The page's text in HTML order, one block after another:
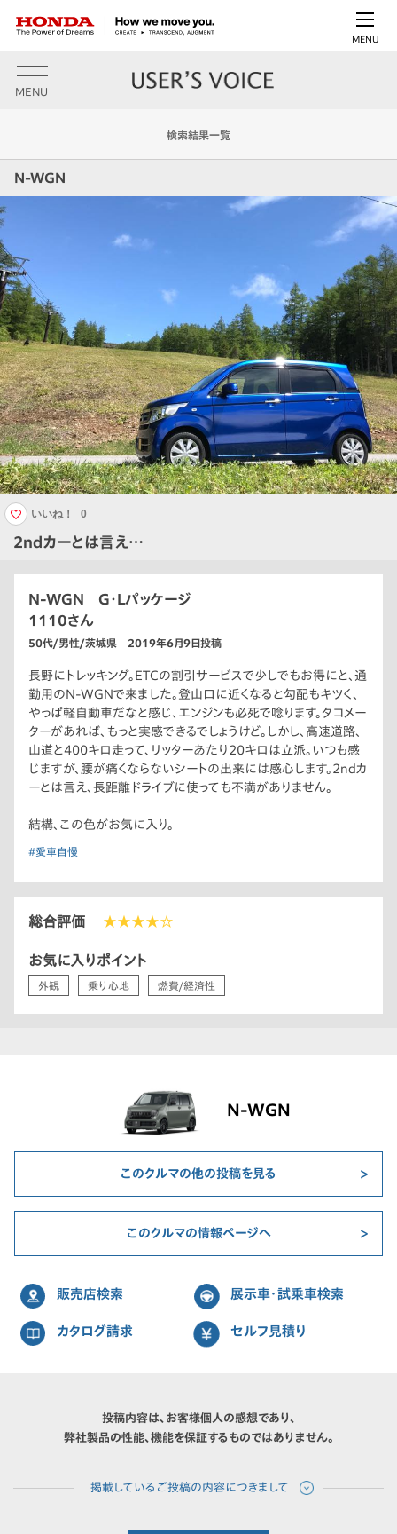
MENU
MENU
検索結果一覧
N-WGN
2ndカーとは言え…
いいね！ 0
N-WGN G・Lパッケージ
1110さん
50代/男性/茨城県 2019年6月9日投稿
長野にトレッキング。ETCの割引サービスで少しでもお得にと、通
勤用のN-WGNで来ました。登山口に近くなると勾配もキツく、
やっぱ軽自動車だなと感じ、エンジンも必死で唸ります。タコメー
ターがあれば、もっと実感できるでしょうけど。しかし、高速道路、
山道と400キロ走って、リッターあたり20キロは立派。いつも感
じますが、腰が痛くならないシートの出来には感心します。2ndカ
ーとは言え、長距離ドライブに使っても不満がありません。
結構、この色がお気に入り。
#愛車自慢
総合評価 ★★★★☆
お気に入りポイント
外観 乗り心地 燃費/経済性
N-WGN
このクルマの他の投稿を見る
このクルマの情報ページへ
販売店検索 展示車・試乗車検索
カタログ請求 セルフ見積り
投稿内容は、お客様個人の感想であり、
弊社製品の性能、機能を保証するものではありません。